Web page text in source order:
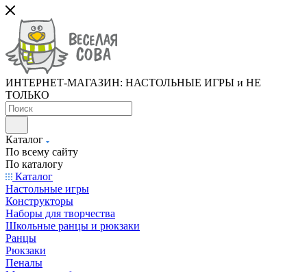
ИНТЕРНЕТ-МАГАЗИН: НАСТОЛЬНЫЕ ИГРЫ и НЕ
ТОЛЬКО
Каталог
По всему сайту
По каталогу
Каталог
Настольные игры
Конструкторы
Наборы для творчества
Школьные ранцы и рюкзаки
Ранцы
Рюкзаки
Пеналы